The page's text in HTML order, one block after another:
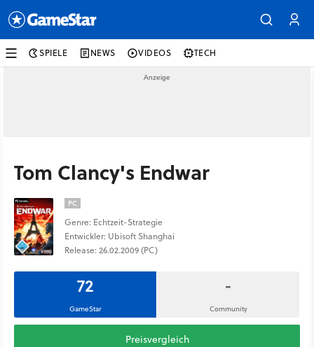
SPIELE NEWS VIDEOS TECH
Tom Clancy's Endwar
PC
Genre: Echtzeit-Strategie
Entwickler: Ubisoft Shanghai
Release: 26.02.2009 (PC)
72
GameStar
-
Community
Preisvergleich